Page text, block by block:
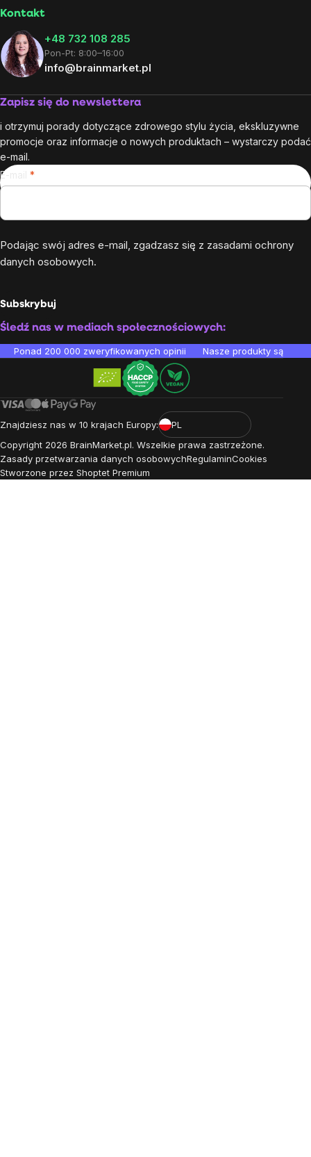
Kontakt
+48 732 108 285
Pon-Pt: 8:00–16:00
info@brainmarket.pl
Zapisz się do newslettera
i otrzymuj porady dotyczące zdrowego stylu życia, ekskluzywne
promocje oraz informacje o nowych produktach – wystarczy podać
e-mail.
E-mail
Podając swój adres e-mail, zgadzasz się z zasadami ochrony
danych osobowych.
Subskrybuj
Śledź nas w mediach społecznościowych:
Ponad 200 000 zweryfikowanych opinii Nasze produkty są
Znajdziesz nas w 10 krajach Europy:
PL
Copyright 2026 BrainMarket.pl. Wszelkie prawa zastrzeżone.
Zasady przetwarzania danych osobowychRegulaminCookies
Stworzone przez Shoptet Premium